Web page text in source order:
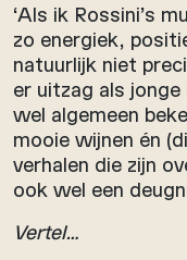
‘Als ik Rossini’s
zo energiek,
natuurlijk niet
er uitzag als
wel algemeen
mooie wijnen én
verhalen die zijn
ook wel een
Vertel…